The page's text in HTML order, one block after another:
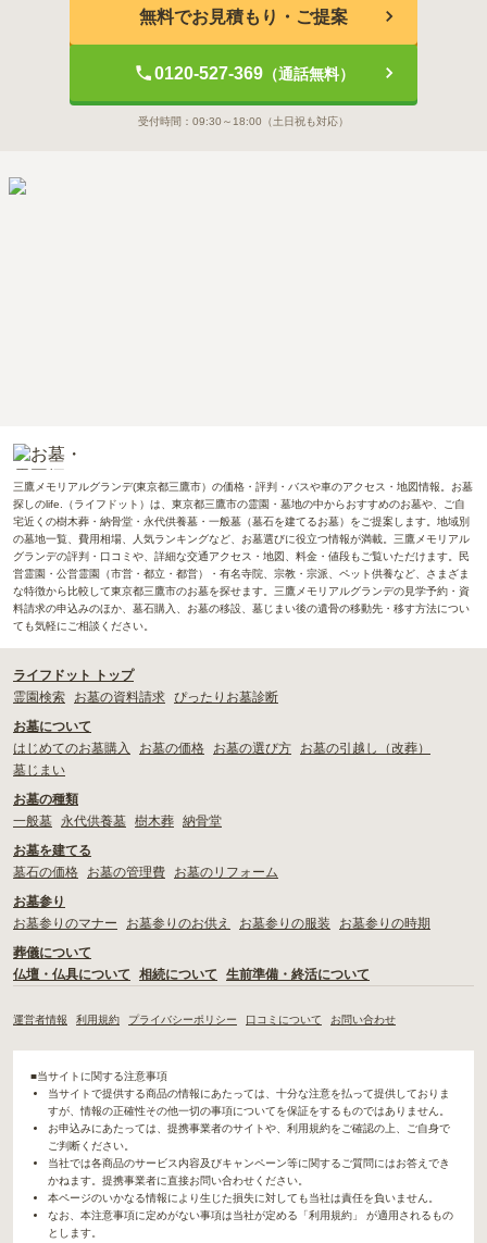
無料でお見積もり・ご提案
0120-527-369（通話無料）
受付時間： 09:30～18:00 （土日祝も対応）
三鷹メモリアルグランデ(東京都三鷹市）の価格・評判・バスや車のアクセス・地図情報。お墓
探しのlife.（ライフドット）は、東京都三鷹市の霊園・墓地の中からおすすめのお墓や、ご自
宅近くの樹木葬・納骨堂・永代供養墓・一般墓（墓石を建てるお墓）をご提案します。地域別
の墓地一覧、費用相場、人気ランキングなど、お墓選びに役立つ情報が満載。三鷹メモリアル
グランデの評判・口コミや、詳細な交通アクセス・地図、料金・値段もご覧いただけます。民
営霊園・公営霊園（市営・都立・都営）・有名寺院、宗教・宗派、ペット供養など、さまざま
な特徴から比較して東京都三鷹市のお墓を探せます。三鷹メモリアルグランデの見学予約・資
料請求の申込みのほか、墓石購入、お墓の移設、墓じまい後の遺骨の移動先・移す方法につい
ても気軽にご相談ください。
ライフドット トップ
霊園検索
お墓の資料請求 ぴったりお墓診断
お墓について
はじめてのお墓購入
お墓の価格 お墓の選び方
お墓の引越し（改葬）
墓じまい
お墓の種類
一般墓
永代供養墓 樹木葬 納骨堂
お墓を建てる
墓石の価格
お墓の管理費
お墓のリフォーム
お墓参り
お墓参りのマナー
お墓参りのお供え お墓参りの服装
お墓参りの時期
葬儀について
仏壇・仏具について
相続について 生前準備・終活について
運営者情報 利用規約 プライバシーポリシー 口コミについて お問い合わせ
■当サイトに関する注意事項
当サイトで提供する商品の情報にあたっては、十分な注意を払って提供しておりま
すが、情報の正確性その他一切の事項についてを保証をするものではありません。
お申込みにあたっては、提携事業者のサイトや、利用規約をご確認の上、ご自身で
ご判断ください。
当社では各商品のサービス内容及びキャンペーン等に関するご質問にはお答えでき
かねます。提携事業者に直接お問い合わせください。
本ページのいかなる情報により生じた損失に対しても当社は責任を負いません。
なお、本注意事項に定めがない事項は当社が定める「利用規約」 が適用されるもの
とします。